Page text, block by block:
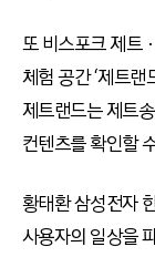
또 비스포크 제트
체험 공간 ‘제트랜
제트랜드는 제트
컨텐츠를 확인할
황태환 삼성전자
사용자의 일상을